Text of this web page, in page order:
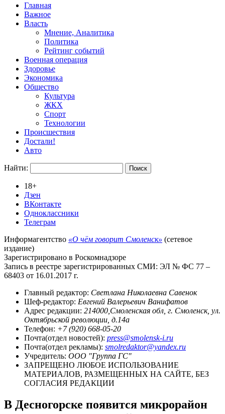
Главная
Важное
Власть
Мнение, Аналитика
Политика
Рейтинг событий
Военная операция
Здоровье
Экономика
Общество
Культура
ЖКХ
Спорт
Технологии
Происшествия
Достали!
Авто
Найти:
18+
Дзен
ВКонтакте
Одноклассники
Телеграм
Информагентство «О чём говорит Смоленск» (сетевое
издание)
Зарегистрировано в Роскомнадзоре
Запись в реестре зарегистрированных СМИ: ЭЛ № ФС 77 –
68403 от 16.01.2017 г.
Главный редактор: Светлана Николаевна Савенок
Шеф-редактор: Евгений Валерьевич Ванифатов
Адрес редакции: 214000,Смоленская обл, г. Смоленск, ул.
Октябрьской революции, д.14а
Телефон: +7 (920) 668-05-20
Почта(отдел новостей): press@smolensk-i.ru
Почта(отдел рекламы): smolredaktor@yandex.ru
Учредитель: ООО "Группа ГС"
ЗАПРЕЩЕНО ЛЮБОЕ ИСПОЛЬЗОВАНИЕ
МАТЕРИАЛОВ, РАЗМЕЩЕННЫХ НА САЙТЕ, БЕЗ
СОГЛАСИЯ РЕДАКЦИИ
В Десногорске появится микрорайон